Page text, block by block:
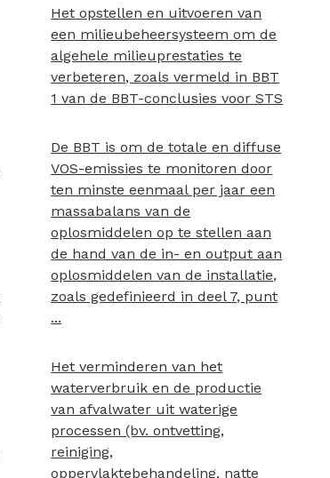
Het opstellen en uitvoeren van
een milieubeheersysteem om de
algehele milieuprestaties te
verbeteren, zoals vermeld in BBT
1 van de BBT-conclusies voor STS
De BBT is om de totale en diffuse
VOS-emissies te monitoren door
ten minste eenmaal per jaar een
massabalans van de
oplosmiddelen op te stellen aan
de hand van de in- en output aan
oplosmiddelen van de installatie,
zoals gedefinieerd in deel 7, punt
...
Het verminderen van het
waterverbruik en de productie
van afvalwater uit waterige
processen (bv. ontvetting,
reiniging,
oppervlaktebehandeling, natte